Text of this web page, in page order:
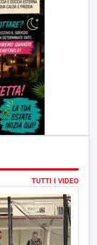
TUTTI I VIDEO